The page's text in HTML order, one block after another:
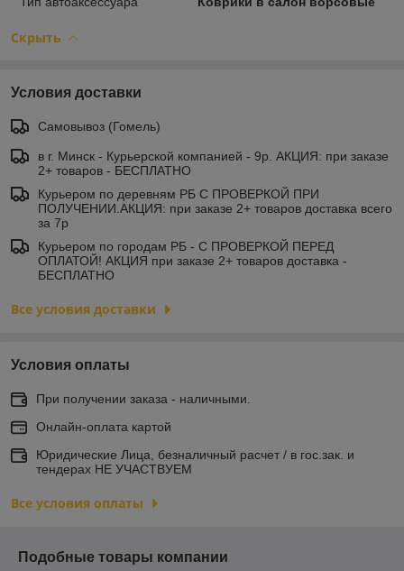
Скрыть
Условия доставки
Самовывоз (Гомель)
в г. Минск - Курьерской компанией - 9р. АКЦИЯ: при заказе
2+ товаров - БЕСПЛАТНО
Курьером по деревням РБ С ПРОВЕРКОЙ ПРИ
ПОЛУЧЕНИИ.АКЦИЯ: при заказе 2+ товаров доставка всего
за 7р
Курьером по городам РБ - С ПРОВЕРКОЙ ПЕРЕД
ОПЛАТОЙ! АКЦИЯ при заказе 2+ товаров доставка -
БЕСПЛАТНО
Все условия доставки
Условия оплаты
При получении заказа - наличными.
Онлайн-оплата картой
Юридические Лица, безналичный расчет / в гос.зак. и
тендерах НЕ УЧАСТВУЕМ
Все условия оплаты
Подобные товары компании